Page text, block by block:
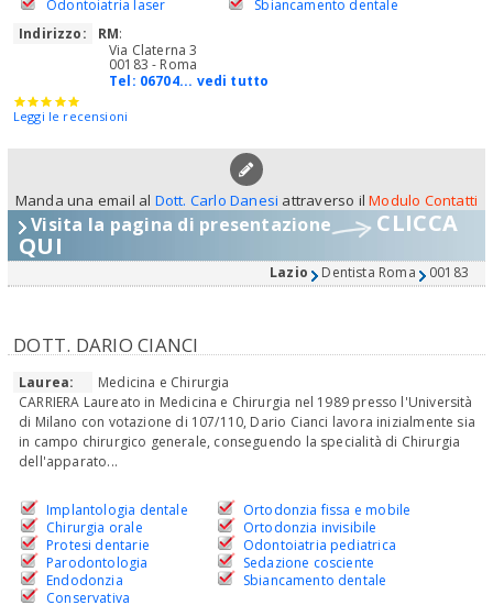
Odontoiatria laser
Sbiancamento dentale
Indirizzo:
RM:
Via Claterna 3
00183 - Roma
Tel: 06704... vedi tutto
Leggi le recensioni
Manda una email al Dott. Carlo Danesi attraverso ilModulo Contatti
Visita la pagina di presentazione CLICCA
QUI
Lazio Dentista Roma 00183
DOTT. DARIO CIANCI
Laurea:
Medicina e Chirurgia
CARRIERA Laureato in Medicina e Chirurgia nel 1989 presso l'Università
di Milano con votazione di 107/110, Dario Cianci lavora inizialmente sia
in campo chirurgico generale, conseguendo la specialità di Chirurgia
dell'apparato...
Implantologia dentale
Chirurgia orale
Protesi dentarie
Parodontologia
Endodonzia
Conservativa
Ortodonzia fissa e mobile
Ortodonzia invisibile
Odontoiatria pediatrica
Sedazione cosciente
Sbiancamento dentale